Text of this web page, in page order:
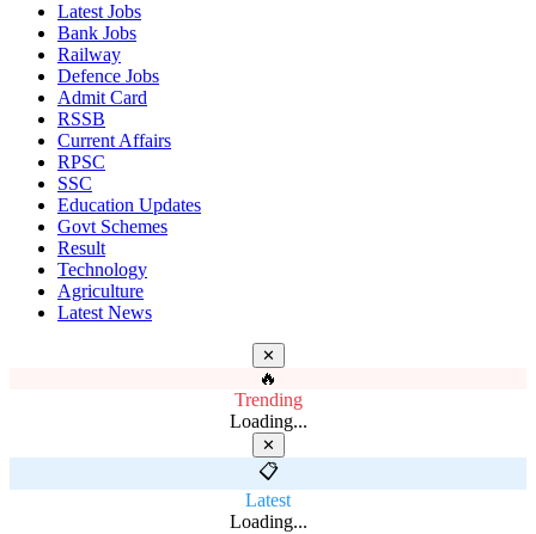
Latest Jobs
Bank Jobs
Railway
Defence Jobs
Admit Card
RSSB
Current Affairs
RPSC
SSC
Education Updates
Govt Schemes
Result
Technology
Agriculture
Latest News
✕
🔥
Trending
Loading...
✕
📋
Latest
Loading...